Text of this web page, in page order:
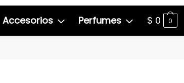
Accesorios Perfumes $ 0 0